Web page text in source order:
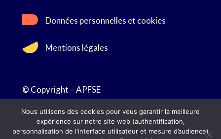
Données personnelles et cookies
Mentions légales
© Copyright – APFSE
Nous utilisons des cookies pour vous garantir la meilleure
expérience sur notre site web (authentification,
personnalisation de l'interface utilisateur et mesure d’audience)